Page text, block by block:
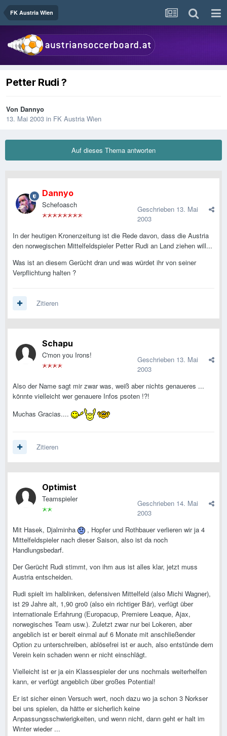
FK Austria Wien
Petter Rudi ?
Von Dannyo
13. Mai 2003 in FK Austria Wien
Auf dieses Thema antworten
Dannyo
Schefoasch Geschrieben 13. Mai
2003
In der heutigen Kronenzeitung ist die Rede davon, dass die Austria
den norwegischen Mittelfeldspieler Petter Rudi an Land ziehen will...
Was ist an diesem Gerücht dran und was würdet ihr von seiner
Verpflichtung halten ?
Zitieren
Schapu
C'mon you Irons! Geschrieben 13. Mai
2003
Also der Name sagt mir zwar was, weiß aber nichts genaueres ...
könnte vielleicht wer genauere Infos psoten !?!
Muchas Gracias....
Zitieren
Optimist
Teamspieler Geschrieben 14. Mai
2003
Mit Hasek, Djalminha
, Hopfer und Rothbauer verlieren wir ja 4
Mittelfeldspieler nach dieser Saison, also ist da noch
Handlungsbedarf.
Der Gerücht Rudi stimmt, von ihm aus ist alles klar, jetzt muss
Austria entscheiden.
Rudi spielt im halblinken, defensiven Mittelfeld (also Michi Wagner),
ist 29 Jahre alt, 1,90 gro0 (also ein richtiger Bär), verfügt über
internationale Erfahrung (Europacup, Premiere Leaque, Ajax,
norwegisches Team usw.). Zuletzt zwar nur bei Lokeren, aber
angeblich ist er bereit einmal auf 6 Monate mit anschließender
Option zu unterschreiben, ablösefrei ist er auch, also entstünde dem
Verein kein schaden wenn er nicht einschlägt.
Vielleicht ist er ja ein Klassespieler der uns nochmals weiterhelfen
kann, er verfügt angeblich über großes Potential!
Er ist sicher einen Versuch wert, noch dazu wo ja schon 3 Norkser
bei uns spielen, da hätte er sicherlich keine
Anpassungsschwierigkeiten, und wenn nicht, dann geht er halt im
Winter wieder ...